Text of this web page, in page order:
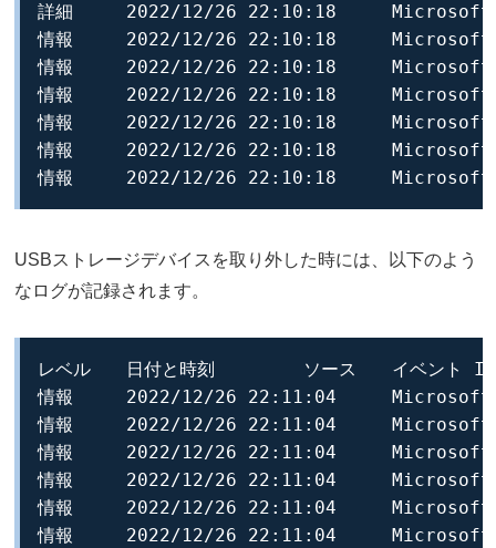
USBストレージデバイスを取り外した時には、以下のよう
なログが記録されます。
レベル	日付と時刻	ソース	イベント ID	タスクのカテゴリ
情報	2022/12/26 22:11:04	Microsoft-Windows-DriverFrameworks-UserMode	1008	Shutdown of a driver host process.	ホスト プロセス ({11d37de5-351b-4a7d-bbcd-9b2b977375f5}) はシャットダウンされました。
情報	2022/12/26 22:11:04	Microsoft-Windows-DriverFrameworks-UserMode	2901	Shutdown of a driver host process.	UMDF ホスト ({11d37de5-351b-4a7d-bbcd-9b2b977375f5}) はシャットダウンされました。
情報	2022/12/26 22:11:04	Microsoft-Windows-DriverFrameworks-UserMode	2900	Shutdown of a driver host process.	UMDF ホスト ({11d37de5-351b-4a7d-bbcd-9b2b977375f5}) はシャットダウンするよう要求されました。
情報	2022/12/26 22:11:04	Microsoft-Windows-DriverFrameworks-UserMode	1006	Shutdown of a driver host process.	ホスト プロセス ({11d37de5-351b-4a7d-bbcd-9b2b977375f5}) はシャットダウンするよう要求されています。
情報	2022/12/26 22:11:04	Microsoft-Windows-DriverFrameworks-UserMode	2102	Pnp or Power Management operation to a particular device.	完了した Pnp または電源操作 (27、2) を、デバイス SWD\WPDBUSENUM\_??_USBSTOR#DISK&VEN_TDKMEDIA&PROD_TRANSIT&REV_PMAP#07A30203AD5EF1AA&0#{53F56307-B6BF-11D0-94F2-00A0C91EFB8B} の下位ドライバーに状態 0x0 で転送しました。
情報	2022/12/26 22:11:04	Microsoft-Windows-DriverFrameworks-UserMode	2100	Pnp or Power Management operation to a particular device.	デバイス SWD\WPDBUSENUM\_??_USBSTOR#DISK&VEN_TDKMEDIA&PROD_TRANSIT&REV_PMAP#07A30203AD5EF1AA&0#{53F56307-B6BF-11D0-94F2-00A0C91EFB8B} の Pnp または電源操作 (27、2) を受信しました。